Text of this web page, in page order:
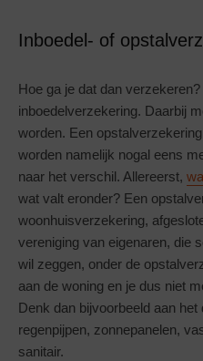
Inboedel- of
Hoe ga je dat dan
inboedelverzekering. Daarbij
worden. Een
worden namelijk nogal eens
naar het verschil. Allereerst,
wat valt eronder? Een
woonhuisverzekering,
vereniging van eigenaren, die
wil zeggen, onder de
aan de woning en je dus niet
Denk dan bijvoorbeeld aan
regenpijpen, zonnepanelen,
sanitair.